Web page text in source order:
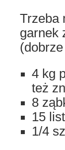
Trzeba
garnek
4 kg
też
8
15
1/4